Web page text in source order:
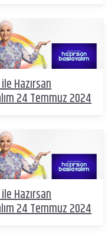
Hazırsan
24 Temmuz 2024
Hazırsan
24 Temmuz 2024